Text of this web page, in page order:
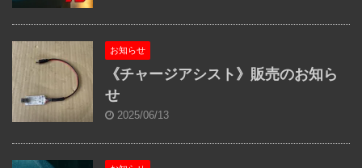
お知らせ
《チャージアシスト》販売のお知ら
せ
2025/06/13